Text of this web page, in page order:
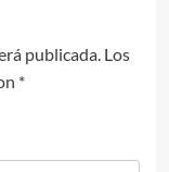
publicada. Los
*